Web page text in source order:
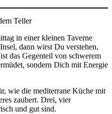
Teller
in einer kleinen Taverne
dann wirst Du verstehen,
das Gegenteil von schwerem
sondern Dich mit Energie
wie die mediterrane Küche mit
zaubert. Drei, vier
und gut sind.